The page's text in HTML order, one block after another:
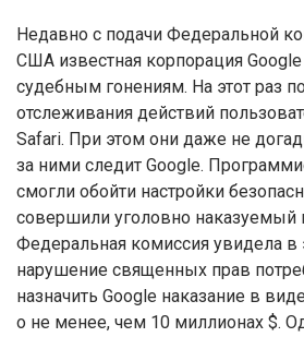
Недавно с подачи Федеральной
США известная корпорация
судебным гонениям. На этот раз
отслеживания действий
Safari. При этом они даже не
за ними следит Google.
смогли обойти настройки
совершили уголовно наказуемый
Федеральная комиссия увидела в
нарушение священных прав
назначить Google наказание в
о не менее, чем 10 миллионах $.